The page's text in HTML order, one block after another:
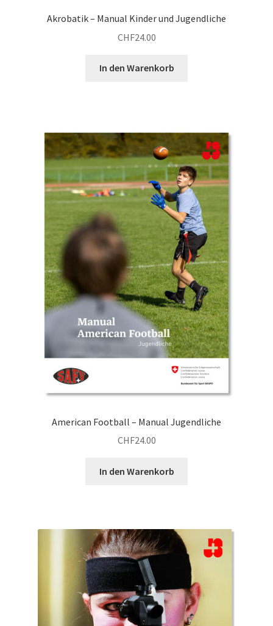
Akrobatik – Manual Kinder und Jugendliche
CHF24.00
In den Warenkorb
American Football – Manual Jugendliche
CHF24.00
In den Warenkorb